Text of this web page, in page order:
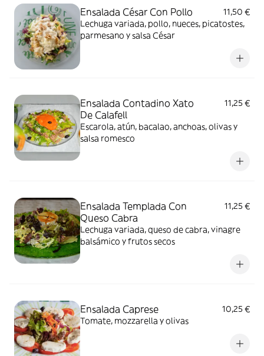
Ensalada César Con Pollo
11,50 €
Lechuga variada, pollo, nueces, picatostes,
parmesano y salsa César
Ensalada Contadino Xato
De Calafell
11,25 €
Escarola, atún, bacalao, anchoas, olivas y
salsa romesco
Ensalada Templada Con
Queso Cabra
11,25 €
Lechuga variada, queso de cabra, vinagre
balsámico y frutos secos
Ensalada Caprese
10,25 €
Tomate, mozzarella y olivas